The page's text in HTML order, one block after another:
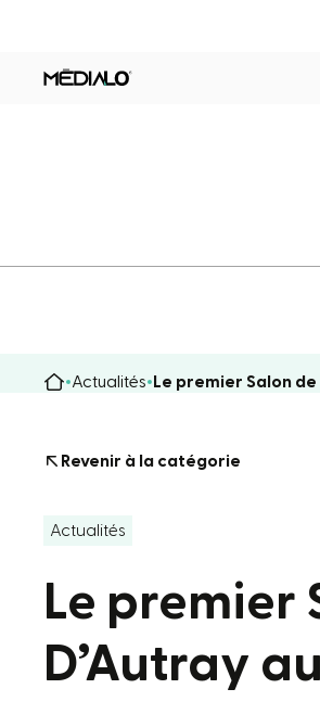
Actualités Le premier Salon
Revenir à la catégorie
Actualités
Le premier
D’Autray